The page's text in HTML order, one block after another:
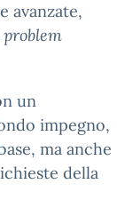
avanzate,
problem
un
impegno,
ma anche
della